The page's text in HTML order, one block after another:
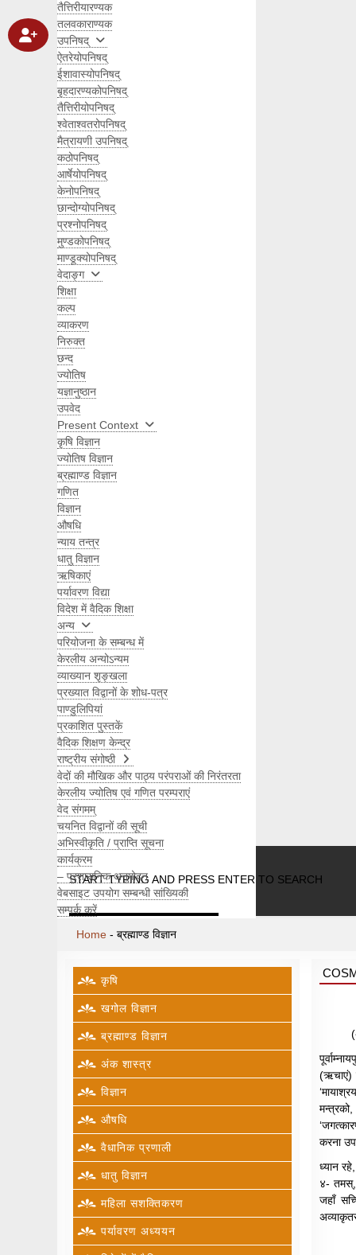
Search
START TYPING AND PRESS ENTER TO SEARCH
तैत्तिरीयारण्यक
तलवकाराण्यक
उपनिषद्
ऐतरेयोपनिषद्
ईशावास्योपनिषद्
बृहदारण्यकोपनिषद्
तैत्तिरीयोपनिषद्
श्वेताश्वतरोपनिषद्
मैत्रायणी उपनिषद्
कठोपनिषद्
आर्षेयोपनिषद्
केनोपनिषद्
छान्दोग्योपनिषद्
प्रश्नोपनिषद्
मुण्डकोपनिषद्
माण्डूक्योपनिषद्
वेदाङ्ग
शिक्षा
कल्प
व्याकरण
निरुक्त
छन्द
ज्योतिष
यज्ञानुष्ठान
उपवेद
Present Context
कृषि विज्ञान
ज्योतिष विज्ञान
ब्रह्माण्ड विज्ञान
गणित
विज्ञान
औषधि
न्याय तन्त्र
धातु विज्ञान
ऋषिकाएं
पर्यावरण विद्या
विदेश में वैदिक शिक्षा
अन्य
परियोजना के सम्बन्ध में
केरलीय अन्योऽन्यम
व्याख्यान शृङ्खला
प्रख्यात विद्वानों के शोध-पत्र
पाण्डुलिपियां
प्रकाशित पुस्तकें
वैदिक शिक्षण केन्द्र
राष्ट्रीय संगोष्ठी
वेदों की मौखिक और पाठ्य परंपराओं की निरंतरता
केरलीय ज्योतिष एवं गणित परम्पराएं
वेद संगमम्
चयनित विद्वानों की सूची
अभिस्वीकृति / प्राप्ति सूचना
कार्यक्रम
– प्रशासनिक अनुमोदन
वेबसाइट उपयोग सम्बन्धी सांख्यिकी
सम्पर्क करें
Home - ब्रह्माण्ड विज्ञान
कृषि
खगोल विज्ञान
ब्रह्माण्ड विज्ञान
अंक शास्त्र
विज्ञान
औषधि
वैधानिक प्रणाली
धातु विज्ञान
महिला सशक्तिकरण
पर्यावरण अध्ययन
(ऋचाएं)
करना
ध्यान
४- तमस्,
जहाँ